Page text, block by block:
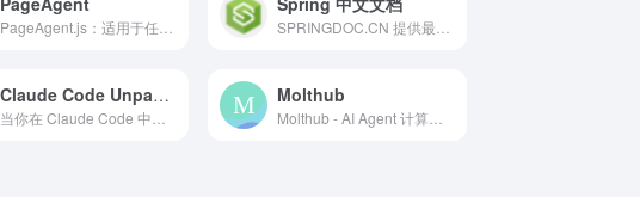
PageAgent.js：适用于任何网站的智能图形用户界面（GUI）代理。采用现代网络人工智能自动化技术，集成过程简单便捷。
Claude Code Unpacked Molthub